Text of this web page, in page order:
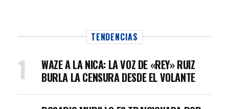
TENDENCIAS
WAZE A LA NICA: LA VOZ DE «REY» RUIZ
BURLA LA CENSURA DESDE EL VOLANTE